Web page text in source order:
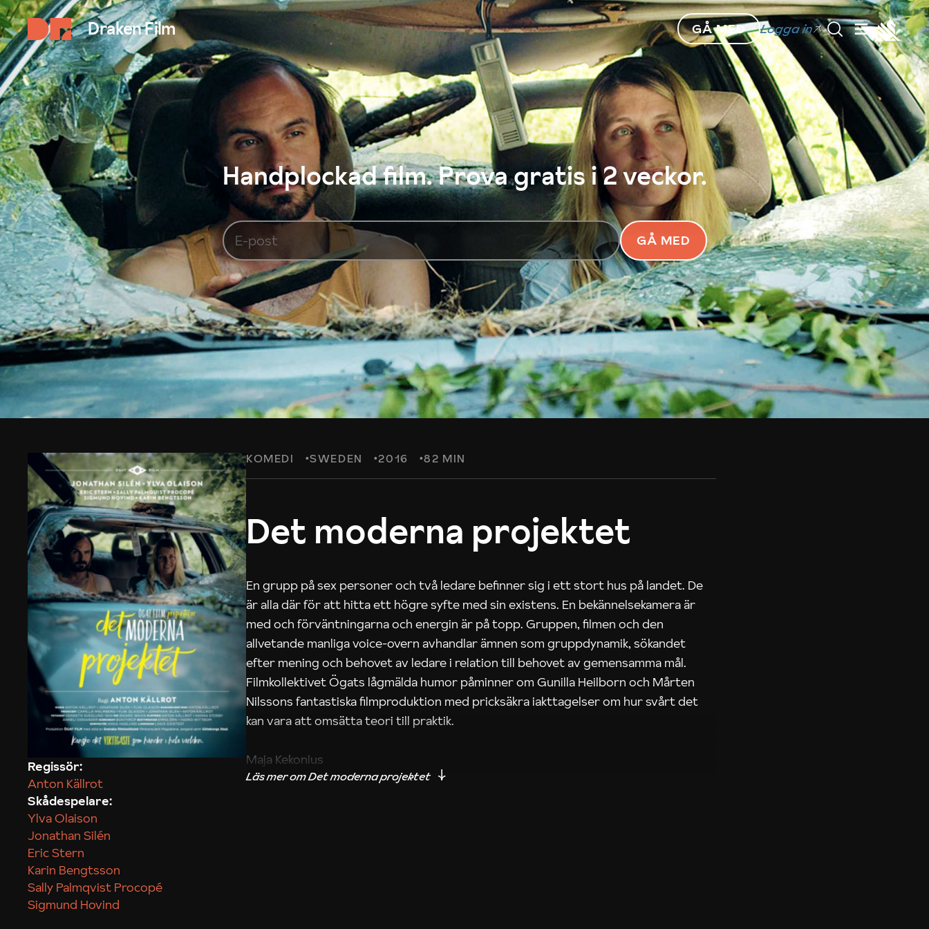
Draken Film GÅ MED Logga in
Handplockad film. Prova gratis i 2 veckor.
GÅ MED
KOMEDI SWEDEN 2016 82 MIN
Det moderna projektet
En grupp på sex personer och två ledare befinner sig i ett stort hus på landet. De
är alla där för att hitta ett högre syfte med sin existens. En bekännelsekamera är
med och förväntningarna och energin är på topp. Gruppen, filmen och den
allvetande manliga voice-overn avhandlar ämnen som gruppdynamik, sökandet
efter mening och behovet av ledare i relation till behovet av gemensamma mål.
Filmkollektivet Ögats lågmälda humor påminner om Gunilla Heilborn och Mårten
Nilssons fantastiska filmproduktion med pricksäkra iakttagelser om hur svårt det
kan vara att omsätta teori till praktik.
Maja Kekonius
Regissör:
Anton Källrot
Skådespelare:
Ylva Olaison
Jonathan Silén
Eric Stern
Karin Bengtsson
Sally Palmqvist Procopé
Sigmund Hovind